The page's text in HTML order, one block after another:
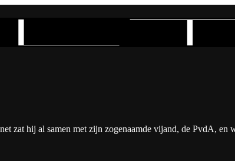
zat hij al samen met zijn zogenaamde vijand, de PvdA, en